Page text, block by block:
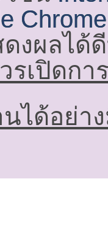
งผลได้
รเปิดกา
นได้อย่า